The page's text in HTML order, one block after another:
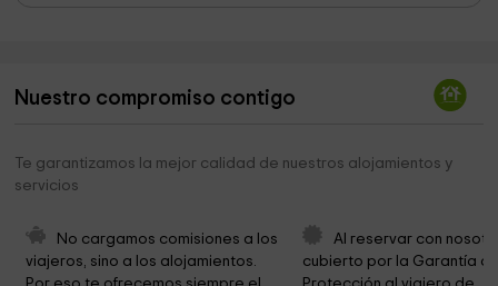
Ermita de la Trinitat 1,7 km
Oficina técnica Parque Natural Tinença de
Parròquia El Salvador 1,9 km
Nuestro compromiso contigo
Te garantizamos la mejor calidad de nuestros alojamientos y
servicios
No cargamos comisiones a los
viajeros, sino a los alojamientos.
Al reservar con
cubierto por la Garantía